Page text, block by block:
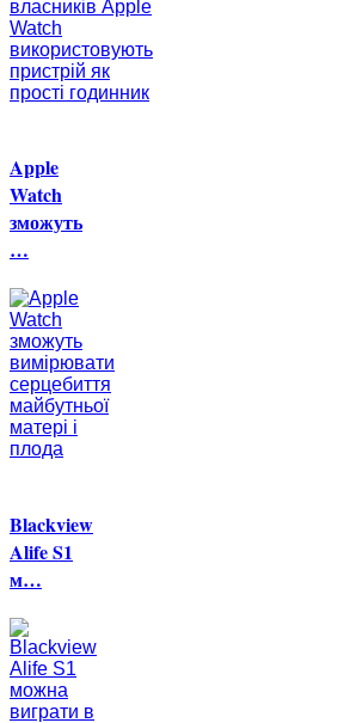
Apple
Watch
зможуть
…
Blackview
Alife S1
м…